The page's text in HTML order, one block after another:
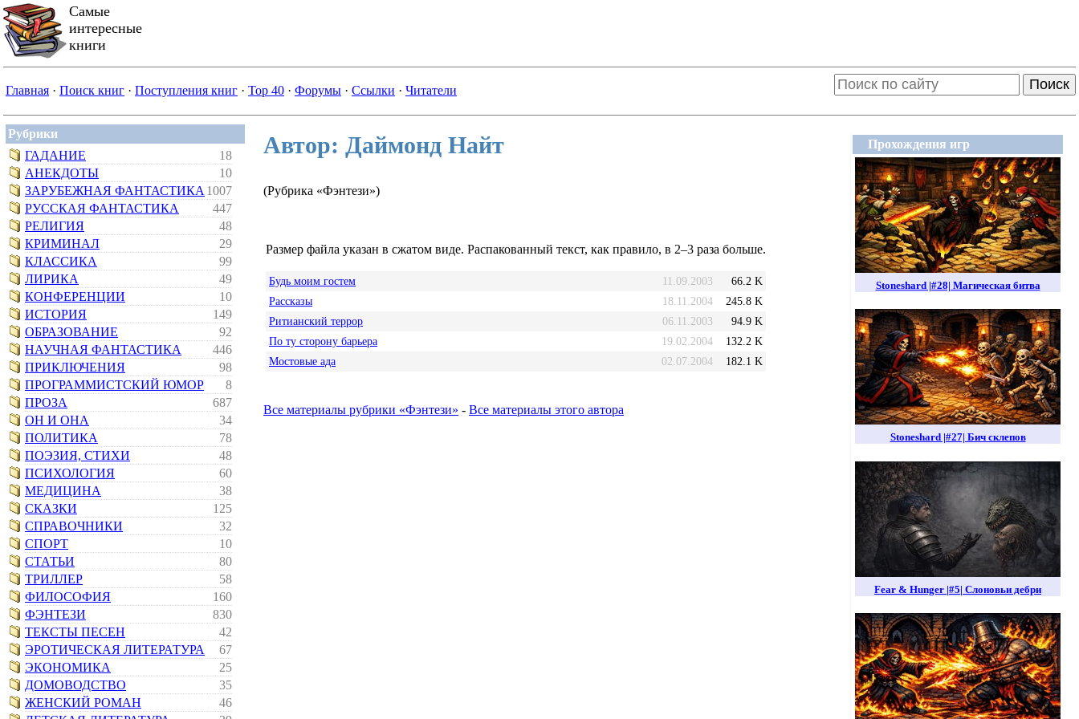
Самые
интересные
книги
Главная · Поиск книг · Поступления книг · Top 40 · Форумы · Ссылки · Читатели Поиск
Рубрики
ГАДАНИЕ
18
АНЕКДОТЫ
10
ЗАРУБЕЖНАЯ ФАНТАСТИКА 1007
РУССКАЯ ФАНТАСТИКА
447
РЕЛИГИЯ
48
КРИМИНАЛ
29
КЛАССИКА
99
ЛИРИКА
49
КОНФЕРЕНЦИИ
10
ИСТОРИЯ
149
ОБРАЗОВАНИЕ
92
НАУЧНАЯ ФАНТАСТИКА
446
ПРИКЛЮЧЕНИЯ
98
ПРОГРАММИСТСКИЙ ЮМОР
8
ПРОЗА
687
ОН И ОНА
34
ПОЛИТИКА
78
ПОЭЗИЯ, СТИХИ
48
ПСИХОЛОГИЯ
60
МЕДИЦИНА
38
СКАЗКИ
125
СПРАВОЧНИКИ
32
СПОРТ
10
СТАТЬИ
80
ТРИЛЛЕР
58
ФИЛОСОФИЯ
160
ФЭНТЕЗИ
830
ТЕКСТЫ ПЕСЕН
42
ЭРОТИЧЕСКАЯ ЛИТЕРАТУРА
67
ЭКОНОМИКА
25
ДОМОВОДСТВО
35
ЖЕНСКИЙ РОМАН
46
Прохождения игр
Stoneshard |#28| Магическая битва
Stoneshard |#27| Бич склепов
Fear & Hunger |#5| Слоновьи дебри
Автор: Даймонд Найт
(Рубрика «Фэнтези»)
Размер файла указан в сжатом виде. Распакованный текст, как правило, в 2–3 раза больше.
Будь моим гостем 11.09.2003
66.2 K
Рассказы
18.11.2004
245.8 K
Ритианский террор
06.11.2003
94.9 K
По ту сторону барьера
19.02.2004
132.2 K
Мостовые ада
02.07.2004 182.1 K
Все материалы рубрики «Фэнтези» - Все материалы этого автора